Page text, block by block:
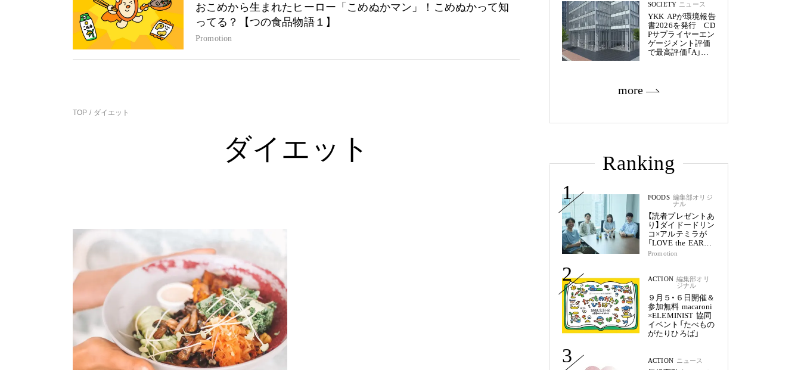
おこめから生まれたヒーロー「こめぬかマン」！こめぬかって知
ってる？【つの食品物語１】
Promotion
TOP ダイエット
ダイエット
SOCIETY ニュース
YKK APが環境報告
書2026を発行 CD
Pサプライヤーエン
ゲージメント評価
で最高評価「A」を
more
Ranking
1
FOODS 編集部オリジ
ナル
【読者プレゼントあ
り】ダイドードリン
コ×アルテミラが
「LOVE the EARTH
シリーズ」で目指す
Promotion
2 ACTION 編集部オリ
ジナル
９月５・６日開催＆
参加無料 macaroni
×ELEMINIST 協同
イベント「たべもの
がたりひろば」
3 ACTION ニュース